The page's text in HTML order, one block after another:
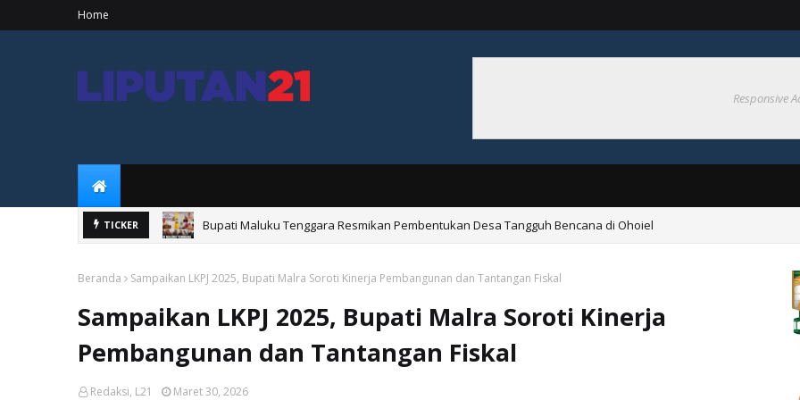
Home
Responsive
TICKER
Bupati Maluku Tenggara Resmikan Pembentukan Desa Tangguh Bencana di Ohoiel
Babinsa Cup Ohoi Banda Suku Tigapuluh Resmi Dibuka, Semarakkan HUT Ke-81 RI
Beranda Sampaikan LKPJ 2025, Bupati Malra Soroti Kinerja Pembangunan dan Tantangan Fiskal
Sampaikan LKPJ 2025, Bupati Malra Soroti Kinerja
Pembangunan dan Tantangan Fiskal
Redaksi, L21 Maret 30, 2026